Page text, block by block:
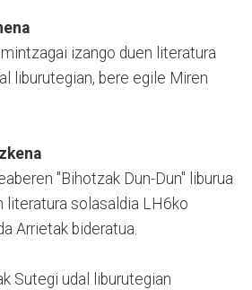
mintzagai izango duen literatura
liburutegian, bere egile Miren
"Bihotzak Dun-Dun" liburua
literatura solasaldia LH6ko
Arrietak bideratua.
Sutegi udal liburutegian